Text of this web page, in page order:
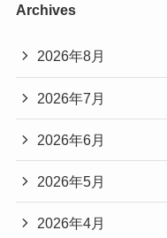
Archives
2026年8月
2026年7月
2026年6月
2026年5月
2026年4月